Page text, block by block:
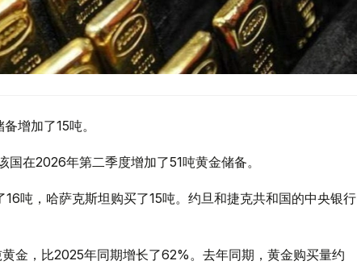
增加了15吨。
在2026年第二季度增加了51吨黄金储备。
吨，哈萨克斯坦购买了15吨。约旦和捷克共和国的中央银行
金，比2025年同期增长了62%。去年同期，黄金购买量约